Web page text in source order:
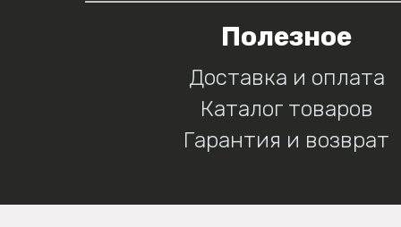
Полезное
Доставка и оплата
Каталог товаров
Гарантия и возврат